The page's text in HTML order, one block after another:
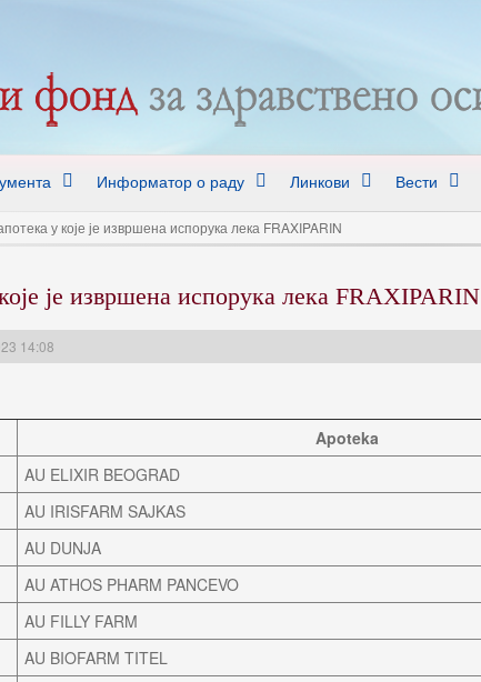
Информатор о раду Линкови Вести
у које је извршена испорука лека FRAXIPARIN
је извршена испорука лека FRAXIPARIN
14:08
Apoteka
AU ELIXIR BEOGRAD
AU IRISFARM SAJKAS
AU DUNJA
AU ATHOS PHARM PANCEVO
AU FILLY FARM
AU BIOFARM TITEL